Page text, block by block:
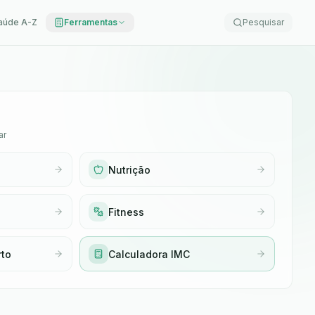
A-Z Ferramentas Pesquisar
Nutrição
Fitness
Calculadora IMC